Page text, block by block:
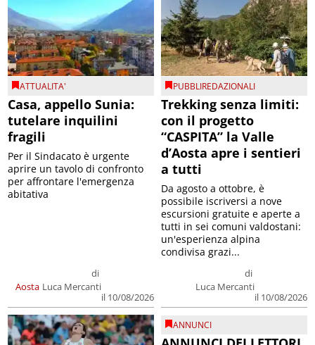
ATTUALITA'
Casa, appello Sunia:
tutelare inquilini
fragili
Aosta
di
Luca Mercanti
il 10/08/2026
Per il Sindacato è urgente
aprire un tavolo di confronto
per affrontare l'emergenza
abitativa
PUBBLIREDAZIONALI
Trekking senza limiti:
con il progetto
“CASPITA” la Valle
d’Aosta apre i sentieri
a tutti
di
Luca Mercanti
il 10/08/2026
Da agosto a ottobre, è
possibile iscriversi a nove
escursioni gratuite e aperte a
tutti in sei comuni valdostani:
un'esperienza alpina
condivisa grazi...
ANNUNCI